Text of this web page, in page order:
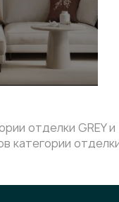
отделки GREY и
категории